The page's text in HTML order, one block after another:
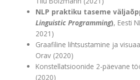
NLP praktiku taseme
Linguistic Programming), Eesti
2021)
Graafiline lihtsustamine ja
Orav (2020)
Konstellatsioonide 2-päevane
(2020)